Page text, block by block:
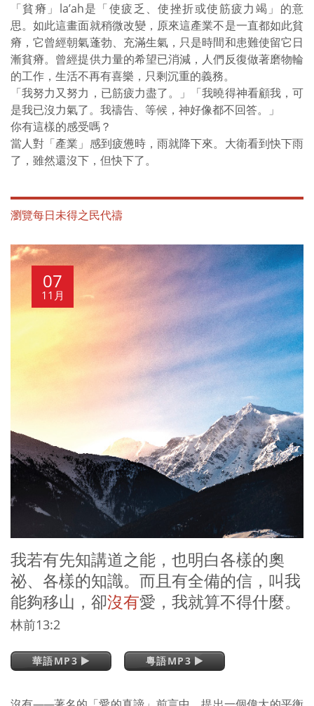
「貧瘠」la’ah是「使疲乏、使挫折或使筋疲力竭」的意
思。如此這畫面就稍微改變，原來這產業不是一直都如此貧
瘠，它曾經朝氣蓬勃、充滿生氣，只是時間和患難使留它日
漸貧瘠。曾經提供力量的希望已消減，人們反復做著磨物輪
的工作，生活不再有喜樂，只剩沉重的義務。
「我努力又努力，已筋疲力盡了。」「我曉得神看顧我，可
是我已沒力氣了。我禱告、等候，神好像都不回答。」
你有這樣的感受嗎？
當人對「產業」感到疲憊時，雨就降下來。大衛看到快下雨
了，雖然還沒下，但快下了。
瀏覽每日未得之民代禱
07
11月
我若有先知講道之能，也明白各樣的奧
祕、各樣的知識。而且有全備的信，叫我
能夠移山，卻沒有愛，我就算不得什麼。
林前13:2
華語MP3 粵語MP3